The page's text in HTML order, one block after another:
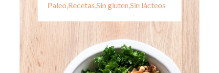
Paleo,Recetas,Sin gluten,Sin lácteos